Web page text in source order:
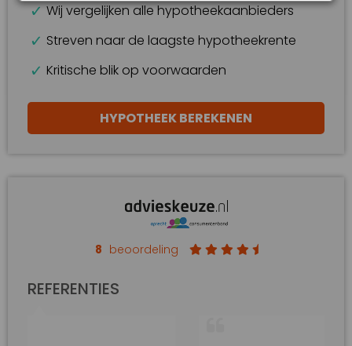
Wij vergelijken alle hypotheekaanbieders
Streven naar de laagste hypotheekrente
Kritische blik op voorwaarden
HYPOTHEEK BEREKENEN
8 beoordeling
REFERENTIES